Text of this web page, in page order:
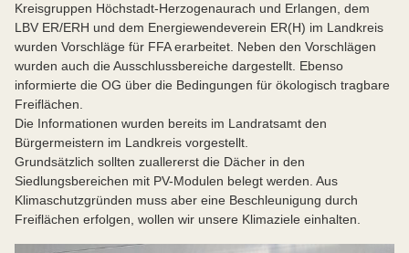
Kreisgruppen Höchstadt-Herzogenaurach und Erlangen, dem
LBV ER/ERH und dem Energiewendeverein ER(H) im Landkreis
wurden Vorschläge für FFA erarbeitet. Neben den Vorschlägen
wurden auch die Ausschlussbereiche dargestellt. Ebenso
informierte die OG über die Bedingungen für ökologisch tragbare
Freiflächen.
Die Informationen wurden bereits im Landratsamt den
Bürgermeistern im Landkreis vorgestellt.
Grundsätzlich sollten zuallererst die Dächer in den
Siedlungsbereichen mit PV-Modulen belegt werden. Aus
Klimaschutzgründen muss aber eine Beschleunigung durch
Freiflächen erfolgen, wollen wir unsere Klimaziele einhalten.